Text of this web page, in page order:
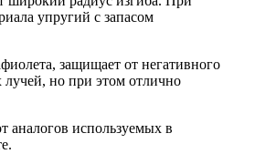
упругий с запасом
защищает от негативного
лучей, но при этом отлично
аналогов используемых в